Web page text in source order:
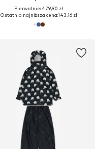
Pierwotnie: 479,90 zł
Ostatnia najniższa cena:143,16 zł